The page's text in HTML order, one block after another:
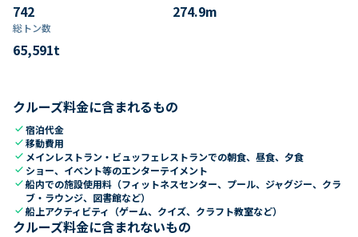
742 274.9m
総トン数​
65,591t
クルーズ料金に含まれるもの
check宿泊代金
check移動費用
check メインレストラン・ビュッフェレストランでの朝食、昼食、夕食
check ショー、イベント等のエンターテイメント
check船内での施設使用料（フィットネスセンター、プール、ジャグジー、クラ
ブ・ラウンジ、図書館など）
check船上アクティビティ（ゲーム、クイズ、クラフト教室など）
クルーズ料金に含まれないもの